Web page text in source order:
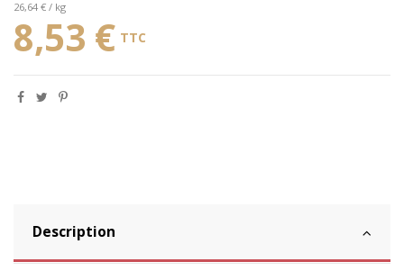
26,64 € / kg
8,53 € TTC
Description